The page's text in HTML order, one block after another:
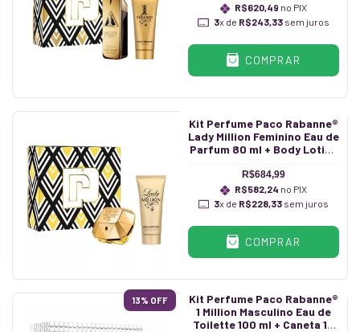
R$620,49 no PIX
3x de R$243,33sem juros
COMPRAR
Kit Perfume Paco Rabanne®
Lady Million Feminino Eau de
Parfum 80 ml + Body Lotion
R$684,99
R$582,24 no PIX
3x de R$228,33 sem juros
COMPRAR
13% OFF
Kit Perfume Paco Rabanne®
1 Million Masculino Eau de
Toilette 100 ml + Caneta 10